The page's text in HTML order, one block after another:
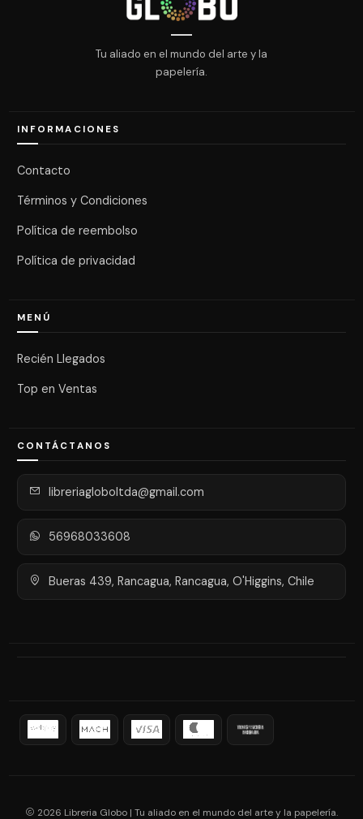
Tu aliado en el mundo del arte y la
papelería.
INFORMACIONES
Contacto
Términos y Condiciones
Política de reembolso
Política de privacidad
MENÚ
Recién Llegados
Top en Ventas
CONTÁCTANOS
libreriagloboltda@gmail.com
56968033608
Bueras 439, Rancagua, Rancagua, O'Higgins, Chile
2026 Libreria Globo | Tu aliado en el mundo del arte y la papelería.